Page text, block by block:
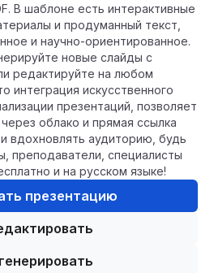
В шаблоне есть интерактивные
и продуманный текст,
и научно-ориентированное.
новые слайды с
редактируйте на любом
интеграция искусственного
презентаций, позволяет
облако и прямая ссылка
вдохновлять аудиторию, будь
преподаватели, специалисты
и на русском языке!
презентацию